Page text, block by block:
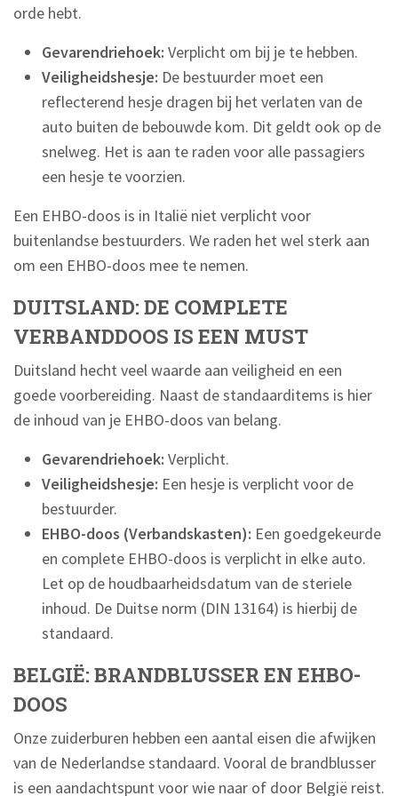
orde hebt.
Gevarendriehoek: Verplicht om bij je te hebben.
Veiligheidshesje: De bestuurder moet een
reflecterend hesje dragen bij het verlaten van de
auto buiten de bebouwde kom. Dit geldt ook op de
snelweg. Het is aan te raden voor alle passagiers
een hesje te voorzien.
Een EHBO-doos is in Italië niet verplicht voor
buitenlandse bestuurders. We raden het wel sterk aan
om een EHBO-doos mee te nemen.
DUITSLAND: DE COMPLETE
VERBANDDOOS IS EEN MUST
Duitsland hecht veel waarde aan veiligheid en een
goede voorbereiding. Naast de standaarditems is hier
de inhoud van je EHBO-doos van belang.
Gevarendriehoek: Verplicht.
Veiligheidshesje: Een hesje is verplicht voor de
bestuurder.
EHBO-doos (Verbandskasten): Een goedgekeurde
en complete EHBO-doos is verplicht in elke auto.
Let op de houdbaarheidsdatum van de steriele
inhoud. De Duitse norm (DIN 13164) is hierbij de
standaard.
BELGIË: BRANDBLUSSER EN EHBO-
DOOS
Onze zuiderburen hebben een aantal eisen die afwijken
van de Nederlandse standaard. Vooral de brandblusser
is een aandachtspunt voor wie naar of door België reist.